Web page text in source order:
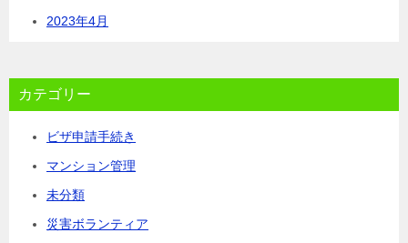
2023年4月
カテゴリー
ビザ申請手続き
マンション管理
未分類
災害ボランティア